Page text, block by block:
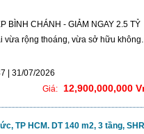
BÌNH CHÁNH - GIẢM NGAY 2.5 TỶ
vừa rộng thoáng, vừa sở hữu
| 31/07/2026
Giá:
12,900,000,000
TP HCM. DT 140 m2, 3 tầng,